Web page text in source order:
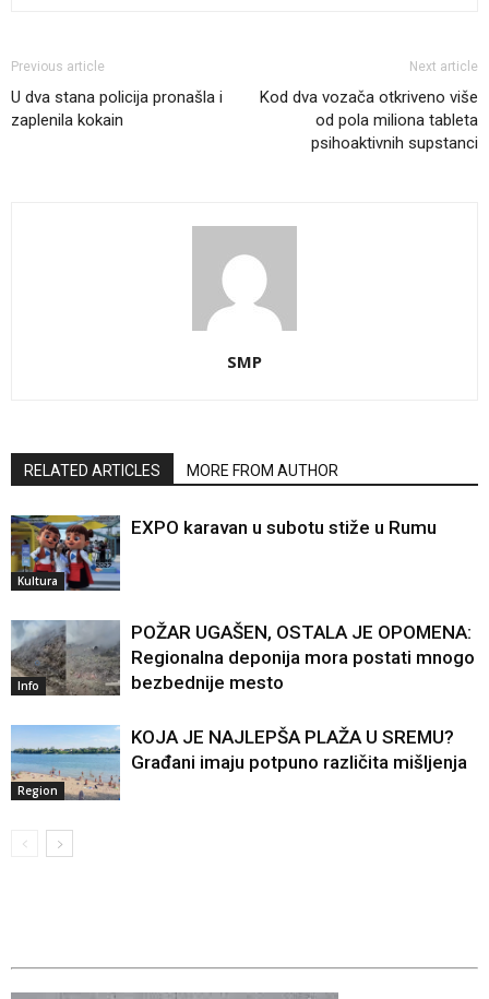
Previous article
U dva stana policija pronašla i
zaplenila kokain
Next article
Kod dva vozača otkriveno više
od pola miliona tableta
psihoaktivnih supstanci
SMP
RELATED ARTICLES MORE FROM AUTHOR
Kultura
EXPO karavan u subotu stiže u Rumu
Info
POŽAR UGAŠEN, OSTALA JE OPOMENA:
Regionalna deponija mora postati mnogo
bezbednije mesto
Region
KOJA JE NAJLEPŠA PLAŽA U SREMU?
Građani imaju potpuno različita mišljenja